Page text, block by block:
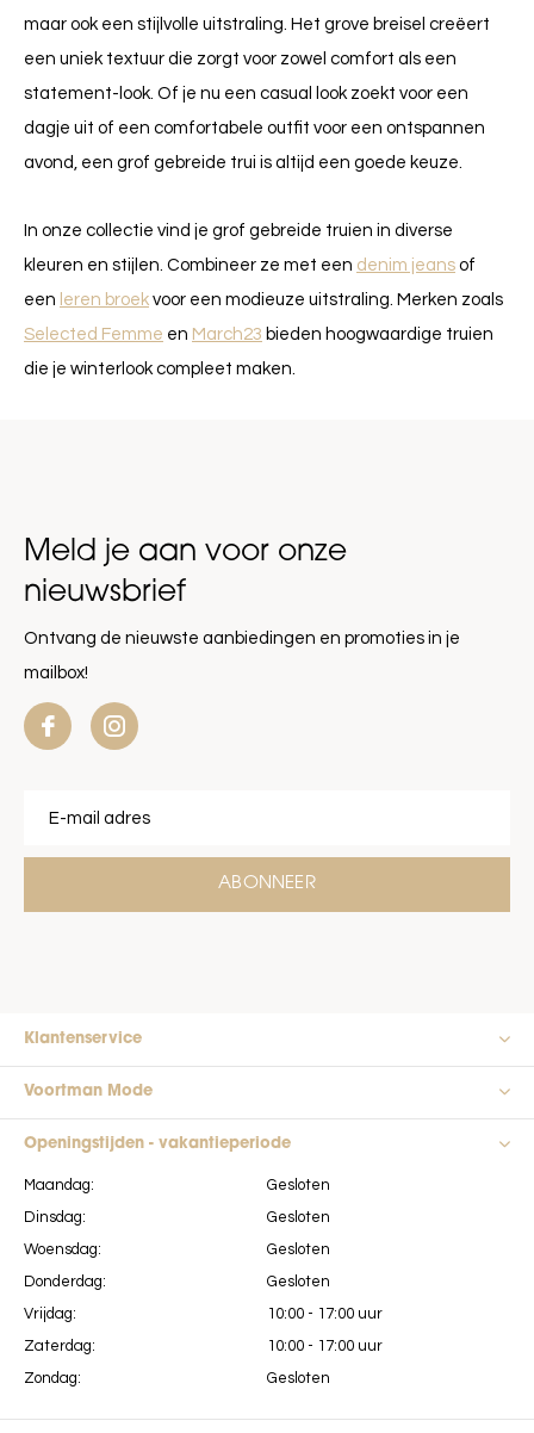
maar ook een stijlvolle uitstraling. Het grove breisel creëert
een uniek textuur die zorgt voor zowel comfort als een
statement-look. Of je nu een casual look zoekt voor een
dagje uit of een comfortabele outfit voor een ontspannen
avond, een grof gebreide trui is altijd een goede keuze.
In onze collectie vind je grof gebreide truien in diverse
kleuren en stijlen. Combineer ze met een denim jeans of
een leren broek voor een modieuze uitstraling. Merken zoals
Selected Femme en March23 bieden hoogwaardige truien
die je winterlook compleet maken.
Meld je aan voor onze
nieuwsbrief
Ontvang de nieuwste aanbiedingen en promoties in je
mailbox!
ABONNEER
Klantenservice
Voortman Mode
Openingstijden - vakantieperiode
Maandag:
Dinsdag:
Woensdag:
Donderdag:
Vrijdag:
Zaterdag:
Zondag:
Gesloten
Gesloten
Gesloten
Gesloten
10:00 - 17:00 uur
10:00 - 17:00 uur
Gesloten